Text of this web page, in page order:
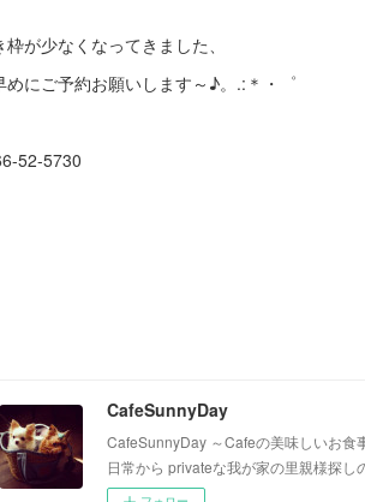
枠が少なくなってきました、
めにご予約お願いします～♪。.:＊・゜
52-5730
CafeSunnyDay
CafeSunnyDay ～Cafeの美味しいお食
日常から privateな我が家の里親様探